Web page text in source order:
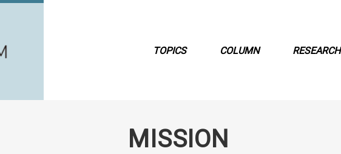
TOPICS COLUMN RESEARCH
MISSION